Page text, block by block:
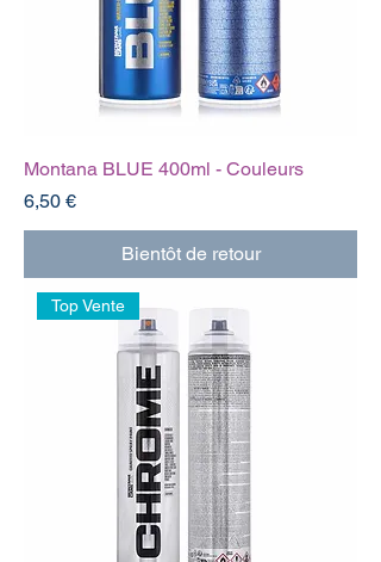
Montana BLUE 400ml - Couleurs
Prix
6,50 €
Bientôt de retour
Top Vente